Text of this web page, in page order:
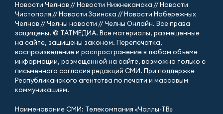
Новости Челнов // Новости Нижнекамска // Новости
Чистополя // Новости Заинска // Новости Набережных
Челнов // Челны новости // Челны Онлайн. Все права
защищены. © ТАТМЕДИА. Все материалы, размещенные
на сайте, защищены законом. Перепечатка,
воспроизведение и распространение в любом объеме
информации, размещенной на сайте, возможна только с
письменного согласия редакций СМИ. При поддержке
Республиканского агентства по печати и массовым
коммуникациям.
Наименование СМИ: Телекомпания «Чаллы-ТВ»